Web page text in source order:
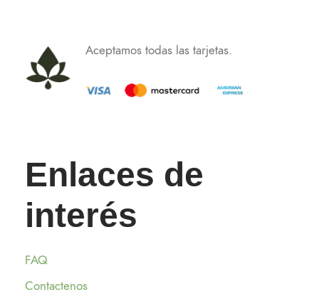
Aceptamos todas las tarjetas.
Enlaces de
interés
FAQ
Contactenos